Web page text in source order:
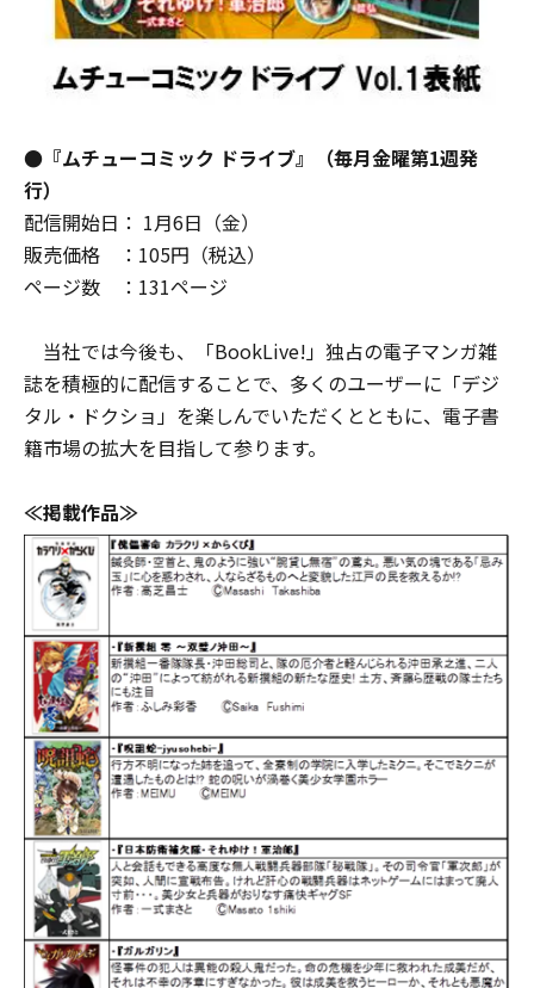
●『ムチューコミック ドライブ』（毎月金曜第1週発
行）
配信開始日： 1月6日（金）
販売価格 ：105円（税込）
ページ数 ：131ページ
当社では今後も、「BookLive!」独占の電子マンガ雑
誌を積極的に配信することで、多くのユーザーに「デジ
タル・ドクショ」を楽しんでいただくとともに、電子書
籍市場の拡大を目指して参ります。
≪掲載作品≫